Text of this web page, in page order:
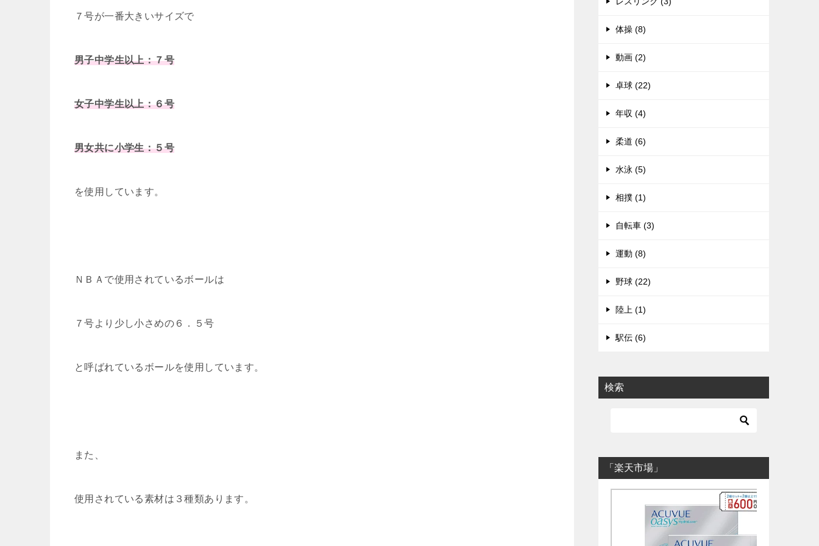
７号が一番大きいサイズで
男子中学生以上：７号
女子中学生以上：６号
男女共に小学生：５号
を使用しています。
ＮＢＡで使用されているボールは
７号より少し小さめの６．５号
と呼ばれているボールを使用しています。
また、
使用されている素材は３種類あります。
体操 (8)
動画 (2)
卓球 (22)
年収 (4)
柔道 (6)
水泳 (5)
相撲 (1)
自転車 (3)
運動 (8)
野球 (22)
陸上 (1)
駅伝 (6)
検索
「楽天市場」